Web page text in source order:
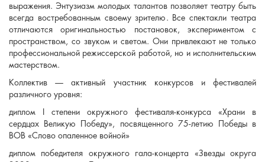
выражения. Энтузиазм молодых талантов позволяет театру быть
всегда востребованным своему зрителю. Все спектакли театра
отличаются оригинальностью постановок, экспериментом с
пространством, со звуком и светом. Они привлекают не только
профессиональной режиссерской работой, но и исполнительским
мастерством.
Коллектив — активный участник конкурсов и фестивалей
различного уровня:
диплом I степени окружного фестиваля-конкурса «Храни в
сердцах Великую Победу», посвященного 75-летию Победы в
ВОВ «Слово опаленное войной»
диплом победителя окружного гала-концерта «Звезды округа